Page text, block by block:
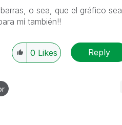
o sea, que el gráfico sea
mí también!!
0 Likes Reply